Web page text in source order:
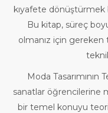
kıyafete
Bu kitap, süreç
olmanız için
Moda Tasarımının
sanatlar öğrencilerine
bir temel konuyu